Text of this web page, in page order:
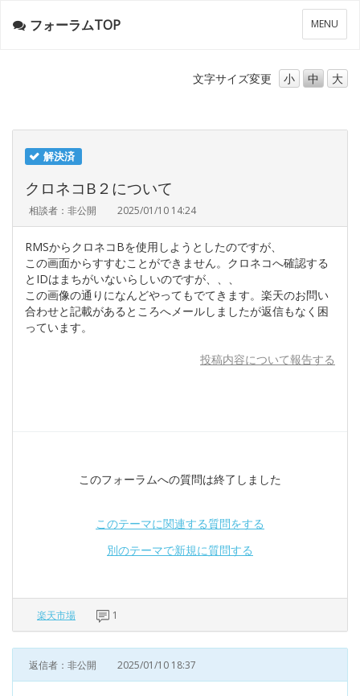
メ
ニ
ー
MENU
フォーラムTOP
文字サイズ変更 小 中 大
解決済
クロネコB２について
相談者：非公開 2025/01/10 14:24
RMSからクロネコBを使用しようとしたのですが、
この画面からすすむことができません。クロネコへ確認する
とIDはまちがいないらしいのですが、、、
この画像の通りになんどやってもでてきます。楽天のお問い
合わせと記載があるところへメールしましたが返信もなく困
っています。
投稿内容について報告する
このフォーラムへの質問は終了しました
このテーマに関連する質問をする
別のテーマで新規に質問する
楽天市場 1
返信者：非公開 2025/01/10 18:37